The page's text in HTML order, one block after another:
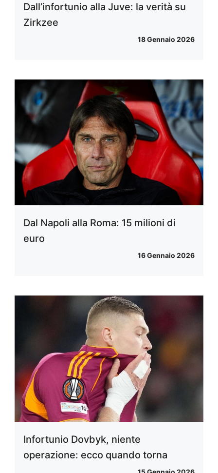
Dall’infortunio alla Juve: la verità su
Zirkzee
18 Gennaio 2026
Dal Napoli alla Roma: 15 milioni di
euro
16 Gennaio 2026
Infortunio Dovbyk, niente
operazione: ecco quando torna